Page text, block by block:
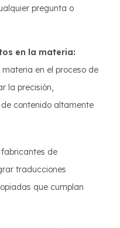
pregunta o
en la materia:
en el proceso de
la precisión,
contenido altamente
de
traducciones
que cumplan